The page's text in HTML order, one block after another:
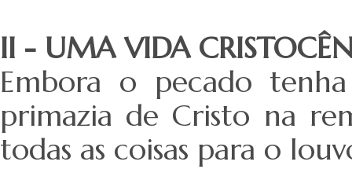
II - UMA VIDA
Embora o pecado
primazia de Cristo na
todas as coisas para o